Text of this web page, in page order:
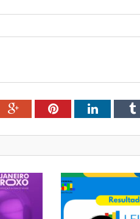
Google+PinterestLinkedIn